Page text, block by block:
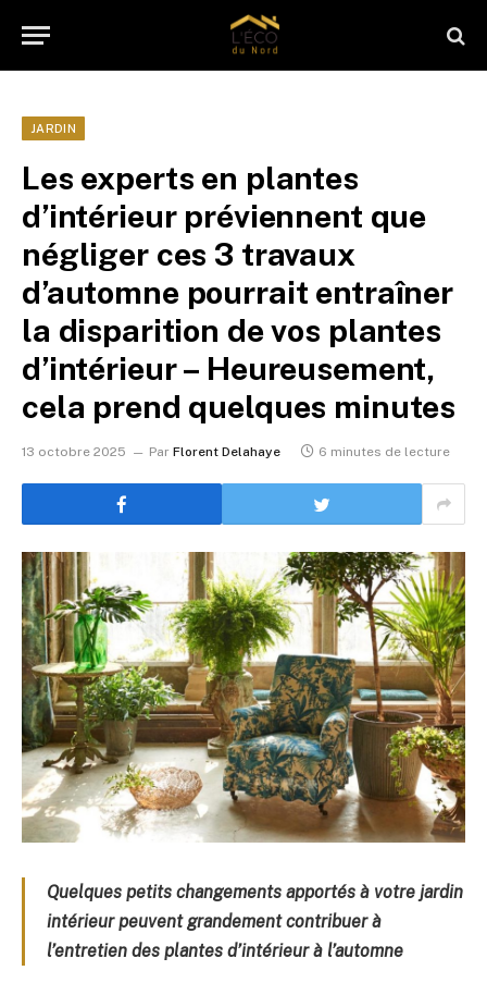
JARDIN
Les experts en plantes
d’intérieur préviennent que
négliger ces 3 travaux
d’automne pourrait entraîner
la disparition de vos plantes
d’intérieur – Heureusement,
cela prend quelques minutes
13 octobre 2025 Par Florent Delahaye 6 minutes de lecture
Quelques petits changements apportés à votre jardin
intérieur peuvent grandement contribuer à
l’entretien des plantes d’intérieur à l’automne